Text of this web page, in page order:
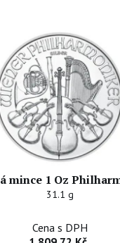
mince 1 Oz
31.1 g
Cena s DPH